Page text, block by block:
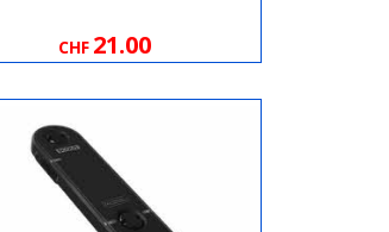
CHF 21.00